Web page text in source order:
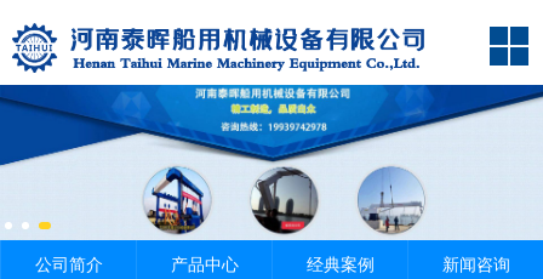
公司简介 产品中心 经典案例 新闻咨询